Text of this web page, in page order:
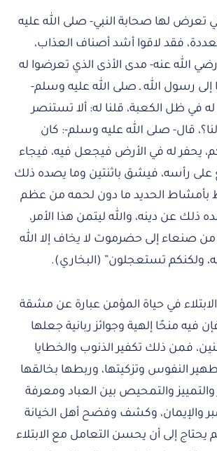
تعرض لها صحابة النبي- صلى الله عليه
فقد لاقوا أشد أصناف العذاب،
الله عنه- مدى الأذى الذي تعرضوا له
رسول الله ـ صلى الله عليه وسلم-
في ظل الكعبة، قلنا له: ألا تستنصر
لنا؟، قال- صلى الله عليه وسلم-: كان
يحفر له في الأرض فيجعل فيه، فيجاء
على رأسه، فيشق باثنتين وما يصده ذلك
بأمشاط الحديد ما دون لحمه من عظم
عن دينه، والله ليتمن هذا الأمر،
من صنعاء إلى حضرموت لا يخاف إلا الله
ولكنكم تستعجلون” (البخاري).
في حياة المؤمن عبارة عن مشقة
فيه منحًا إلهية وجوائز ربانية جعلها
فمن ذلك تكفير الذنوب والخطايا
النفوس وتزكيتها، وربطها بخالقها
والتمحيص بين العباد ومعرفة
والإيمان، وكشف وفضح أهل الخيانة
إلى أن يحسن التعامل مع الابتلاء